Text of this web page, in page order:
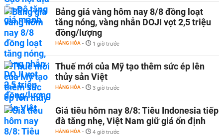
Bảng giá vàng hôm nay 8/8 đồng loạt
tăng nóng, vàng nhẫn DOJI vọt 2,5 triệu
đồng/lượng
HÀNG HÓA - 1 giờ trước
Thuế mới của Mỹ tạo thêm sức ép lên
thủy sản Việt
HÀNG HÓA - 3 giờ trước
Giá tiêu hôm nay 8/8: Tiêu Indonesia tiếp
đà tăng nhẹ, Việt Nam giữ giá ổn định
HÀNG HÓA - 4 giờ trước